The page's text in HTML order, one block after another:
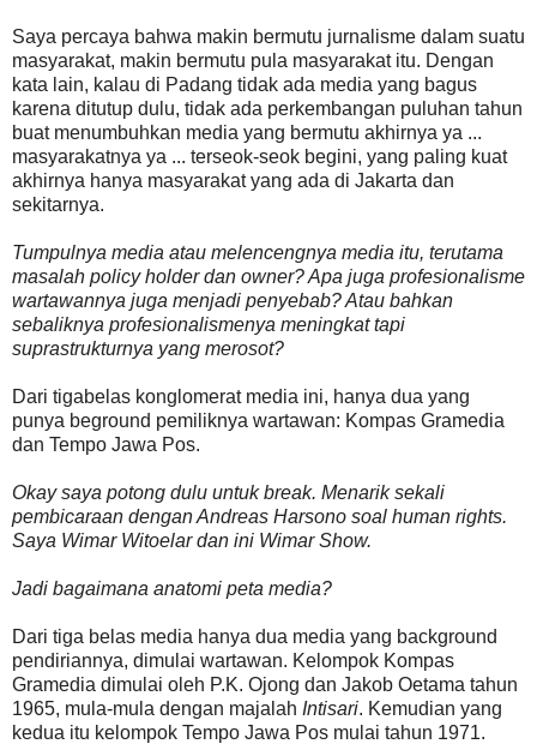
Saya percaya bahwa makin bermutu jurnalisme dalam suatu
masyarakat, makin bermutu pula masyarakat itu. Dengan
kata lain, kalau di Padang tidak ada media yang bagus
karena ditutup dulu, tidak ada perkembangan puluhan tahun
buat menumbuhkan media yang bermutu akhirnya ya ...
masyarakatnya ya ... terseok-seok begini, yang paling kuat
akhirnya hanya masyarakat yang ada di Jakarta dan
sekitarnya.
Tumpulnya media atau melencengnya media itu, terutama
masalah policy holder dan owner? Apa juga profesionalisme
wartawannya juga menjadi penyebab? Atau bahkan
sebaliknya profesionalismenya meningkat tapi
suprastrukturnya yang merosot?
Dari tigabelas konglomerat media ini, hanya dua yang
punya beground pemiliknya wartawan: Kompas Gramedia
dan Tempo Jawa Pos.
Okay saya potong dulu untuk break. Menarik sekali
pembicaraan dengan Andreas Harsono soal human rights.
Saya Wimar Witoelar dan ini Wimar Show.
Jadi bagaimana anatomi peta media?
Dari tiga belas media hanya dua media yang background
pendiriannya, dimulai wartawan. Kelompok Kompas
Gramedia dimulai oleh P.K. Ojong dan Jakob Oetama tahun
1965, mula-mula dengan majalah Intisari. Kemudian yang
kedua itu kelompok Tempo Jawa Pos mulai tahun 1971.